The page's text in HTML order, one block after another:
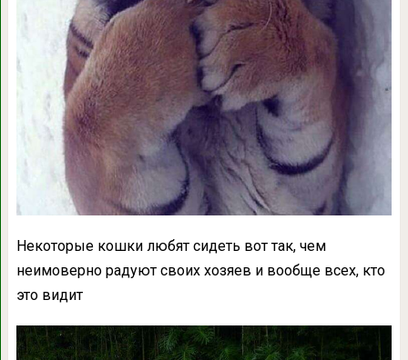
Некоторые кошки любят сидеть вот так, чем
неимоверно радуют своих хозяев и вообще всех, кто
это видит